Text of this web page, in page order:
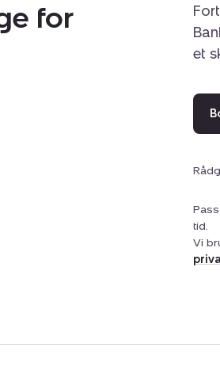
for
et
tid.
Vi